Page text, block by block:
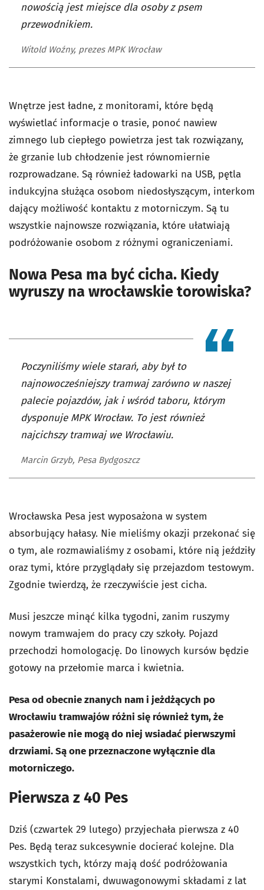
nowością jest miejsce dla osoby z psem
przewodnikiem.
Witold Woźny, prezes MPK Wrocław
Wnętrze jest ładne, z monitorami, które będą
wyświetlać informacje o trasie, ponoć nawiew
zimnego lub ciepłego powietrza jest tak rozwiązany,
że grzanie lub chłodzenie jest równomiernie
rozprowadzane. Są również ładowarki na USB, pętla
indukcyjna służąca osobom niedosłyszącym, interkom
dający możliwość kontaktu z motorniczym. Są tu
wszystkie najnowsze rozwiązania, które ułatwiają
podróżowanie osobom z różnymi ograniczeniami.
Nowa Pesa ma być cicha. Kiedy
wyruszy na wrocławskie torowiska?
Poczyniliśmy wiele starań, aby był to
najnowocześniejszy tramwaj zarówno w naszej
palecie pojazdów, jak i wśród taboru, którym
dysponuje MPK Wrocław. To jest również
najcichszy tramwaj we Wrocławiu.
Marcin Grzyb, Pesa Bydgoszcz
Wrocławska Pesa jest wyposażona w system
absorbujący hałasy. Nie mieliśmy okazji przekonać się
o tym, ale rozmawialiśmy z osobami, które nią jeździły
oraz tymi, które przyglądały się przejazdom testowym.
Zgodnie twierdzą, że rzeczywiście jest cicha.
Musi jeszcze minąć kilka tygodni, zanim ruszymy
nowym tramwajem do pracy czy szkoły. Pojazd
przechodzi homologację. Do linowych kursów będzie
gotowy na przełomie marca i kwietnia.
Pesa od obecnie znanych nam i jeżdżących po
Wrocławiu tramwajów różni się również tym, że
pasażerowie nie mogą do niej wsiadać pierwszymi
drzwiami. Są one przeznaczone wyłącznie dla
motorniczego.
Pierwsza z 40 Pes
Dziś (czwartek 29 lutego) przyjechała pierwsza z 40
Pes. Będą teraz sukcesywnie docierać kolejne. Dla
wszystkich tych, którzy mają dość podróżowania
starymi Konstalami, dwuwagonowymi składami z lat